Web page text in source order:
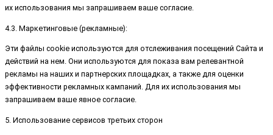
их использования мы запрашиваем ваше согласие.
4.3. Маркетинговые (рекламные):
Эти файлы cookie используются для отслеживания посещений Сайта и
действий на нем. Они используются для показа вам релевантной
рекламы на наших и партнерских площадках, а также для оценки
эффективности рекламных кампаний. Для их использования мы
запрашиваем ваше явное согласие.
5. Использование сервисов третьих сторон